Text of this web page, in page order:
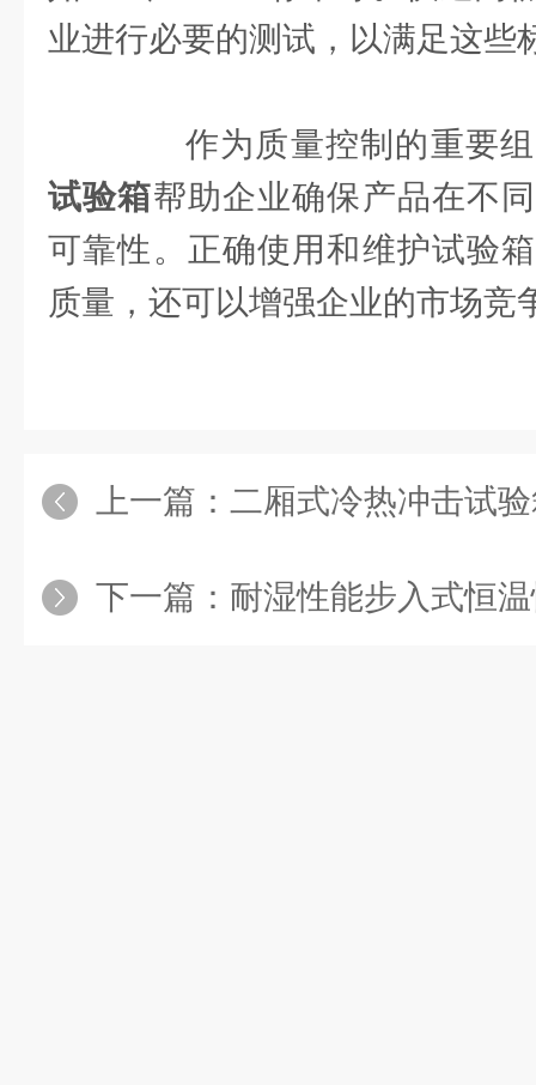
业进行必要的测试，以满足这些
作为质量控制的重要组
试验箱帮助企业确保产品在不
可靠性。正确使用和维护试验
质量，还可以增强企业的市场竞
上一篇： 二厢式冷热冲击试验箱
下一篇： 耐湿性能步入式恒温恒